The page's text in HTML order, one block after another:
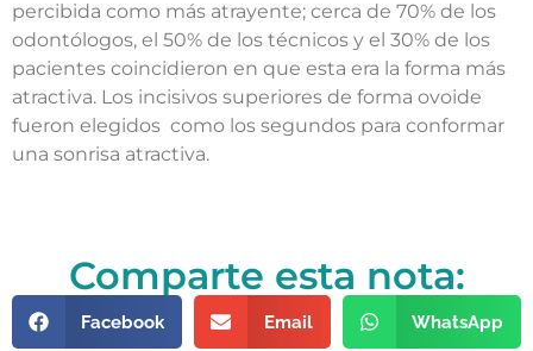
percibida como más atrayente; cerca de 70% de los
odontólogos, el 50% de los técnicos y el 30% de los
pacientes coincidieron en que esta era la forma más
atractiva. Los incisivos superiores de forma ovoide
fueron elegidos como los segundos para conformar
una sonrisa atractiva.
Comparte esta nota:
Facebook Email WhatsApp